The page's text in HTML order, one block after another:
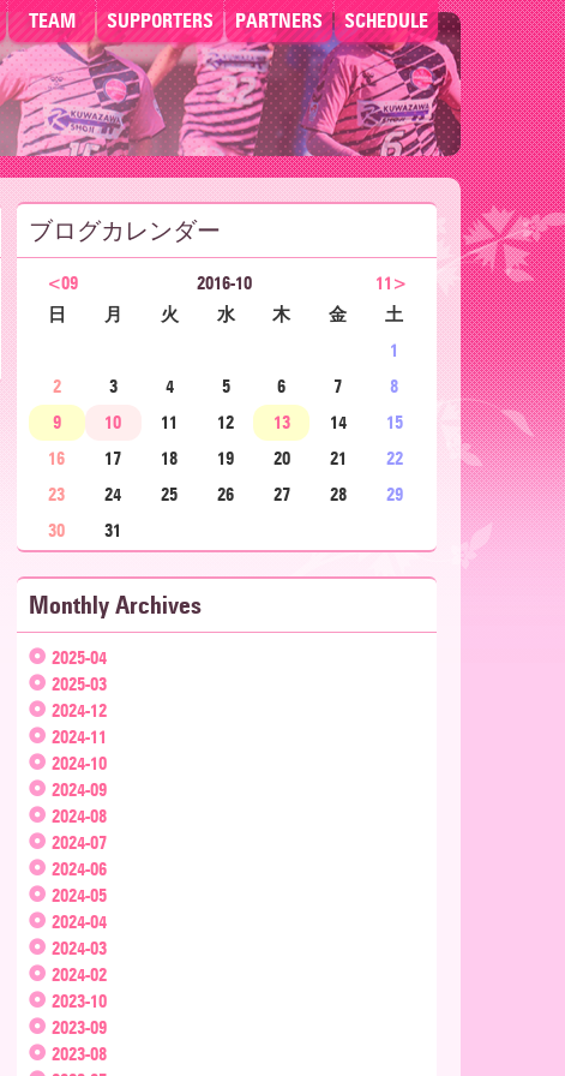
TEAM SUPPORTERS PARTNERS SCHEDULE
ブログカレンダー
<09 2016-10
11>
日
月 火 水 木 金
土
1
2
3 4 5 6 7
8
9
10 11 12 13 14
15
16
17 18 19 20 21
22
23
24 25 26 27 28
29
30
31
Monthly Archives
2025-04
2025-03
2024-12
2024-11
2024-10
2024-09
2024-08
2024-07
2024-06
2024-05
2024-04
2024-03
2024-02
2023-10
2023-09
2023-08